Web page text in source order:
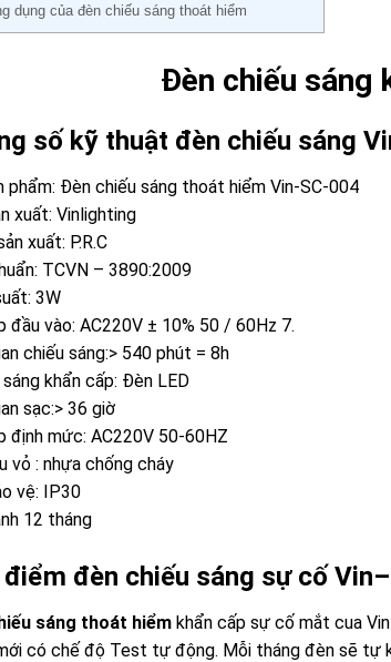
dụng của đèn chiếu sáng thoát hiểm
Đèn chiếu sáng
số kỹ thuật đèn chiếu sáng
phẩm: Đèn chiếu sáng thoát hiểm Vin-SC-004
xuất: Vinlighting
xuất: P.R.C
TCVN – 3890:2009
3W
đầu vào: AC220V ± 10% 50 / 60Hz 7.
chiếu sáng:> 540 phút = 8h
khẩn cấp: Đèn LED
sạc:> 36 giờ
định mức: AC220V 50-60HZ
vỏ : nhựa chống cháy
vệ: IP30
12 tháng
đèn chiếu sáng sự cố
sáng thoát hiểmkhẩn cấp sự cố mắt cua
có chế độ Test tự động. Mỗi tháng đèn sẽ tự